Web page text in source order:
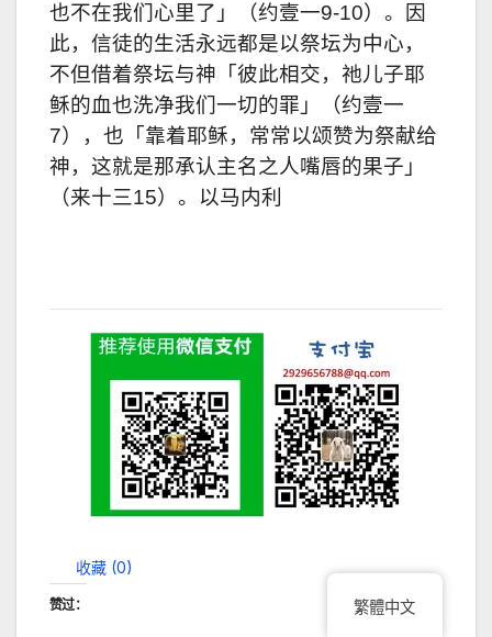
也不在我们心里了」（约壹一9-10）。因
此，信徒的生活永远都是以祭坛为中心，
不但借着祭坛与神「彼此相交，祂儿子耶
稣的血也洗净我们一切的罪」（约壹一
7），也「靠着耶稣，常常以颂赞为祭献给
神，这就是那承认主名之人嘴唇的果子」
（来十三15）。以马内利
收藏 (0)
赞过： 繁體中文